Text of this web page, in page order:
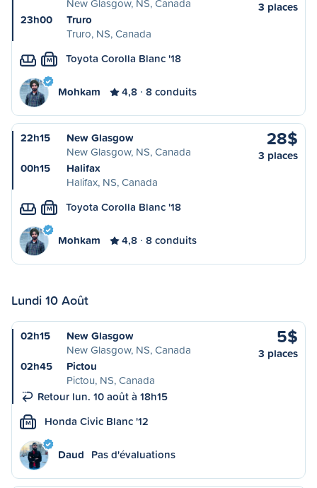
New Glasgow, NS, Canada
23h00
Truro
Truro, NS, Canada
3 places
M Toyota Corolla Blanc '18
Mohkam 4,8 8 conduits
22h15
New Glasgow
New Glasgow, NS, Canada
00h15
Halifax
Halifax, NS, Canada
28$
3 places
M Toyota Corolla Blanc '18
Mohkam 4,8 8 conduits
Lundi 10 Août
02h15
New Glasgow
New Glasgow, NS, Canada
02h45
Pictou
Pictou, NS, Canada
Retour lun. 10 août à 18h15
5$
3 places
M Honda Civic Blanc '12
Daud Pas d'évaluations